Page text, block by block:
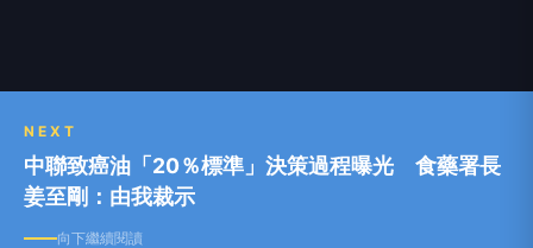
NEXT
中聯致癌油「20％標準」決策過程曝光 食藥署長
姜至剛：由我裁示
向下繼續閱讀